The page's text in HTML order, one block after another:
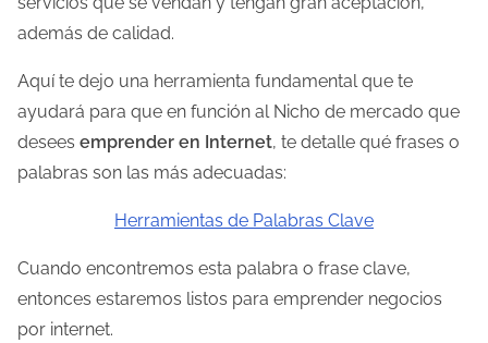
además de calidad.
Aquí te dejo una herramienta fundamental que te
ayudará para que en función al Nicho de mercado que
desees emprender en Internet, te detalle qué frases o
palabras son las más adecuadas:
Herramientas de Palabras Clave
Cuando encontremos esta palabra o frase clave,
entonces estaremos listos para emprender negocios
por internet.